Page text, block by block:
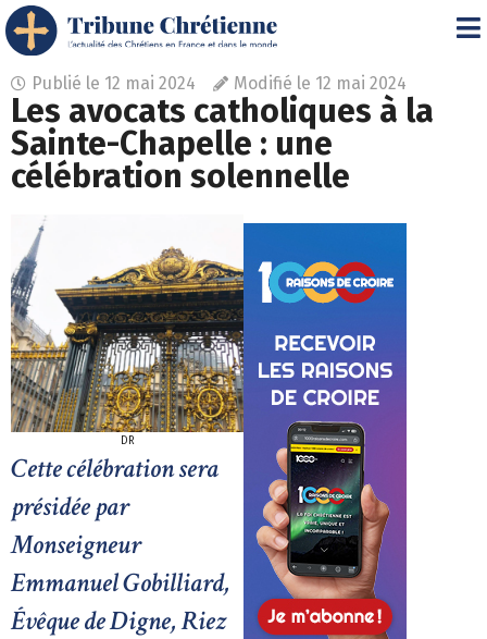
Publié le 12 mai 2024 Modifié le 12 mai 2024
Les avocats catholiques à la
Sainte-Chapelle : une
célébration solennelle
DR
Cette célébration sera
présidée par
Monseigneur
Emmanuel Gobilliard,
Évêque de Digne, Riez